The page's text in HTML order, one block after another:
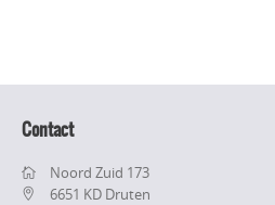
Contact
Noord Zuid 173
6651 KD Druten